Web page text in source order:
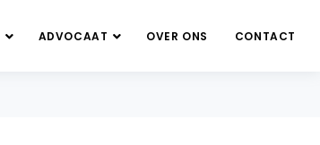
ADVOCAAT OVER ONS CONTACT